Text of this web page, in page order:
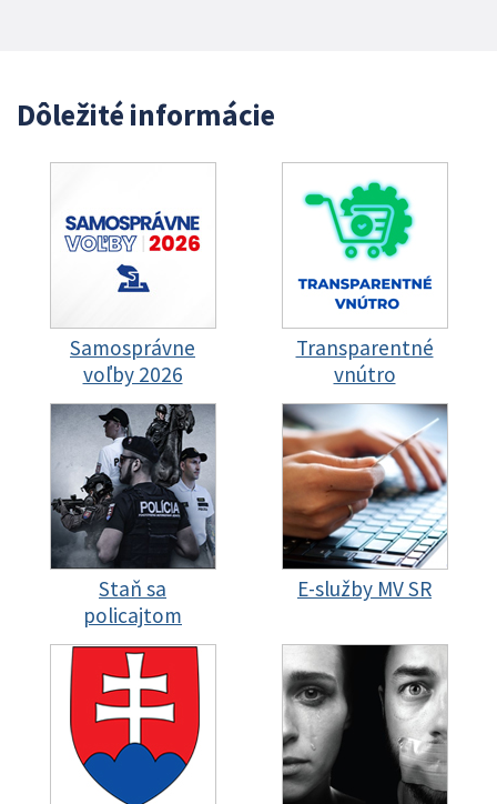
Dôležité informácie
Samosprávne
voľby 2026
Transparentné
vnútro
Staň sa
policajtom
E-služby MV SR